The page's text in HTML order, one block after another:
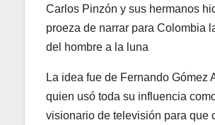
Carlos Pinzón y sus hermanos
proeza de narrar para Colombia
del hombre a la luna
La idea fue de Fernando Gómez
quien usó toda su influencia
visionario de televisión para que